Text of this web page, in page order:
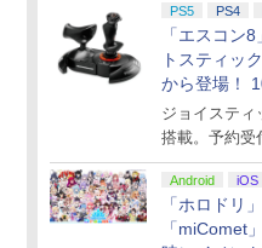
PS5 PS4
「エスコン
トスティッ
から登場！
ジョイスティ
搭載。予約受
Android iOS
「ホロドリ
「miComet